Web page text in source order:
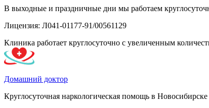
В выходные и праздничные дни мы работаем
Лицензия: Л041-01177-91/00561129
Клиника работает круглосуточно с увеличенным
Домашний доктор
Круглосуточная наркологическая помощь в Новосибирске